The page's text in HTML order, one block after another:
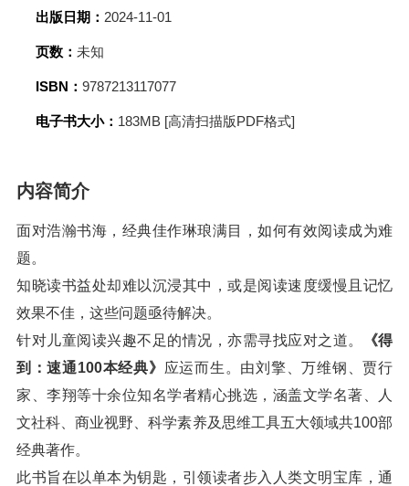
出版日期： 2024-11-01
页数： 未知
ISBN： 9787213117077
电子书大小： 183MB [高清扫描版PDF格式]
内容简介
面对浩瀚书海，经典佳作琳琅满目，如何有效阅读成为难
题。
知晓读书益处却难以沉浸其中，或是阅读速度缓慢且记忆
效果不佳，这些问题亟待解决。
针对儿童阅读兴趣不足的情况，亦需寻找应对之道。
《得
到：速通100本经典》 应运而生。由刘擎、万维钢、贾行
家、李翔等十余位知名学者精心挑选，涵盖文学名著、人
文社科、商业视野、科学素养及思维工具五大领域共100部
经典著作。
此书旨在以单本为钥匙，引领读者步入人类文明宝库，通